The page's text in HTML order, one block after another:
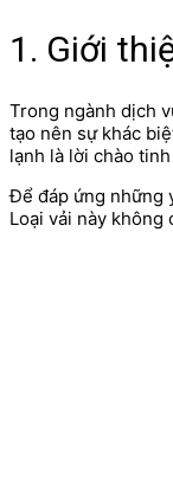
1. Giới
Trong ngành dịch
tạo nên sự khác
lạnh là lời chào
Để đáp ứng những
Loại vải này